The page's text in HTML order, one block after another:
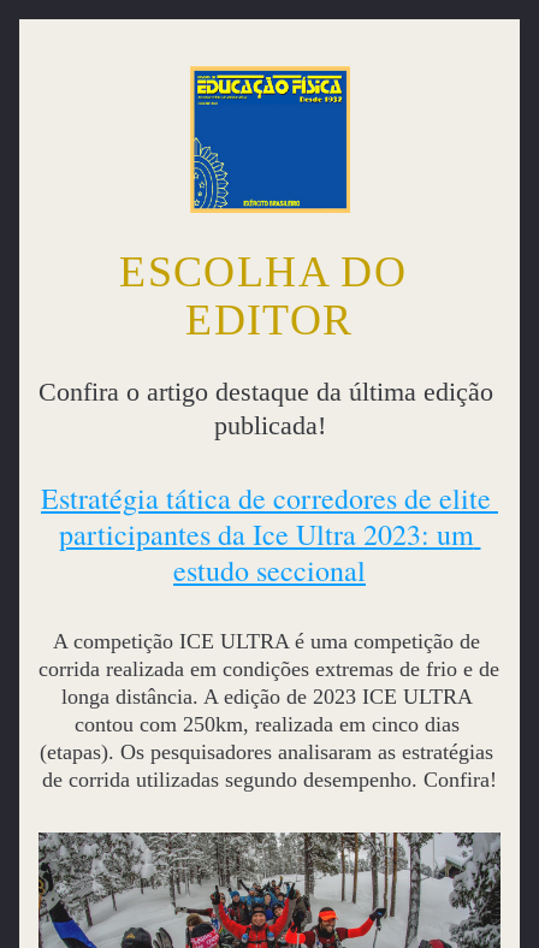
ESCOLHA DO
EDITOR
Confira o artigo destaque da última edição
publicada!
Estratégia tática de corredores de elite
participantes da Ice Ultra 2023: um
estudo seccional
A competição ICE ULTRA é uma competição de
corrida realizada em condições extremas de frio e de
longa distância. A edição de 2023 ICE ULTRA
contou com 250km, realizada em cinco dias
(etapas). Os pesquisadores analisaram as estratégias
de corrida utilizadas segundo desempenho. Confira!